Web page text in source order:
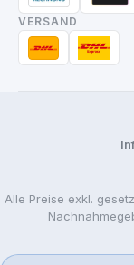
VERSAND
Alle Preise exkl.